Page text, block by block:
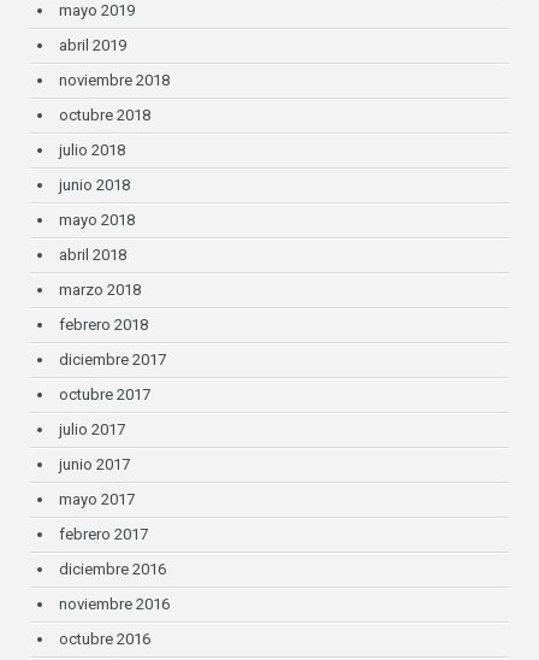
mayo 2019
abril 2019
noviembre 2018
octubre 2018
julio 2018
junio 2018
mayo 2018
abril 2018
marzo 2018
febrero 2018
diciembre 2017
octubre 2017
julio 2017
junio 2017
mayo 2017
febrero 2017
diciembre 2016
noviembre 2016
octubre 2016